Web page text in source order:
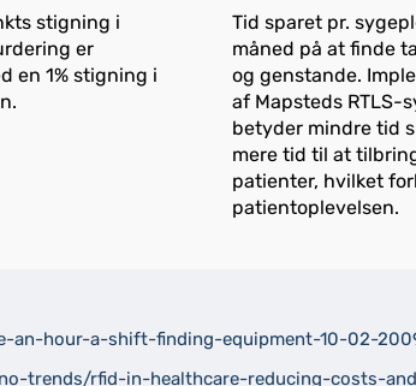
stigning i
er
en 1% stigning i
Tid sparet pr.
måned på at finde
og genstande.
af Mapsteds RTLS-
betyder mindre tid
mere tid til at
patienter, hvilket
patientoplevelsen.
an-hour-a-shift-finding-equipment-10-02-
trends/rfid-in-healthcare-reducing-costs-